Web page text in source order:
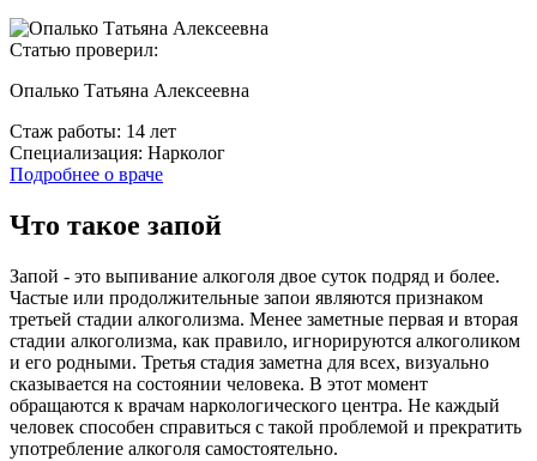
Статью проверил:
Опалько Татьяна Алексеевна
Стаж работы: 14 лет
Специализация: Нарколог
Подробнее о враче
Что такое запой
Запой - это выпивание алкоголя двое суток подряд и более.
Частые или продолжительные запои являются признаком
третьей стадии алкоголизма. Менее заметные первая и вторая
стадии алкоголизма, как правило, игнорируются алкоголиком
и его родными. Третья стадия заметна для всех, визуально
сказывается на состоянии человека. В этот момент
обращаются к врачам наркологического центра. Не каждый
человек способен справиться с такой проблемой и прекратить
употребление алкоголя самостоятельно.